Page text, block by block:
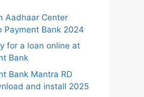
Aadhaar Center
Payment Bank 2024
for a loan online at
Bank
Bank Mantra RD
and install 2025